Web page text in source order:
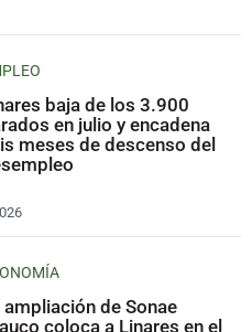
baja de los 3.900
en julio y encadena
meses de descenso del
ampliación de Sonae
coloca a Linares en el